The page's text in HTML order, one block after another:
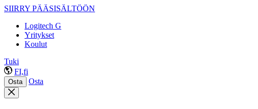
SIIRRY PÄÄSISÄLTÖÖN
Logitech G
Yritykset
Koulut
Tuki
FI,fi
Osta Osta